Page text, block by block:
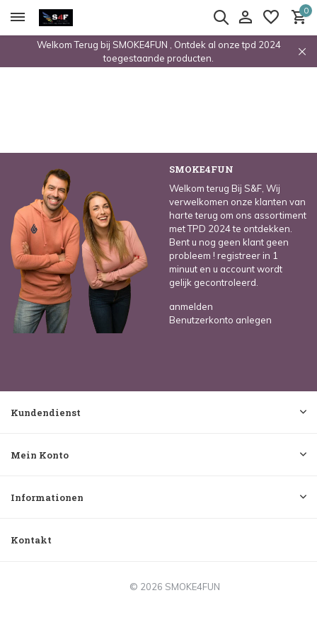
0
Welkom Terug bij SMOKE4FUN , Ontdek al onze tpd 2024
toegestaande producten.
SMOKE4FUN
Welkom terug Bij S&F, Wij
verwelkomen onze klanten van
harte terug om ons assortiment
met TPD 2024 te ontdekken.
Bent u nog geen klant geen
probleem ! registreer in 1
minuut en u account wordt
gelijk gecontroleerd.
anmelden
Benutzerkonto anlegen
Kundendienst
Mein Konto
Informationen
Kontakt
© 2026 SMOKE4FUN